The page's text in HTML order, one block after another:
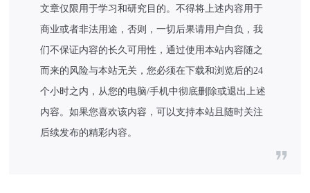
文章仅限用于学习和研究目的。不得将上述内容用于
商业或者非法用途，否则，一切后果请用户自负，我
们不保证内容的长久可用性，通过使用本站内容随之
而来的风险与本站无关，您必须在下载和浏览后的24
个小时之内，从您的电脑/手机中彻底删除或退出上述
内容。如果您喜欢该内容，可以支持本站且随时关注
后续发布的精彩内容。